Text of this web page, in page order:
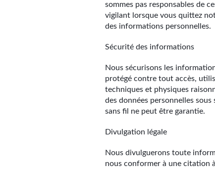
sommes pas responsables de
vigilant lorsque vous quittez
des informations personnelles.
Sécurité des informations
Nous sécurisons les
protégé contre tout accès,
techniques et physiques
des données personnelles
sans fil ne peut être garantie.
Divulgation légale
Nous divulguerons toute
nous conformer à une citation